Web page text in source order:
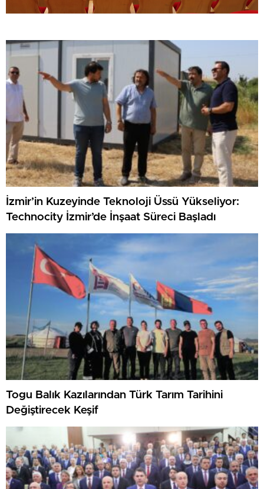
İzmir’in Kuzeyinde Teknoloji Üssü Yükseliyor:
Technocity İzmir’de İnşaat Süreci Başladı
Togu Balık Kazılarından Türk Tarım Tarihini
Değiştirecek Keşif